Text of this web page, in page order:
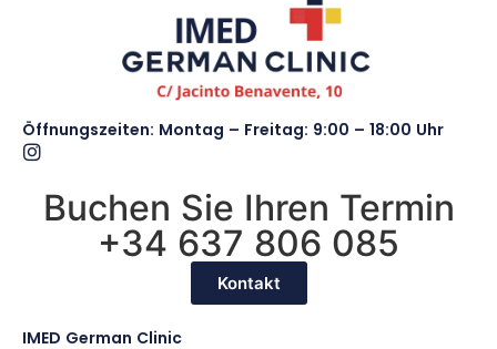
Öffnungszeiten: Montag – Freitag: 9:00 – 18:00 Uhr
Buchen Sie Ihren Termin
+34 637 806 085
Kontakt
IMED German Clinic